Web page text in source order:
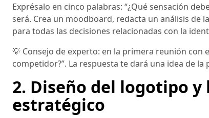
Exprésalo en cinco palabras: “¿Qué sensación
será. Crea un moodboard, redacta un análisis de
para todas las decisiones relacionadas con la
💡 Consejo de experto: en la primera reunión con
competidor?”. La respuesta te dará una idea de
2. Diseño del logotipo
estratégico